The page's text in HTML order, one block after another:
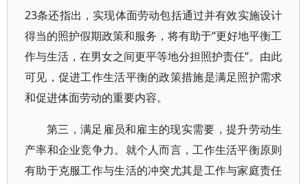
23条还指出，实现体面劳动包括通过并有效实施设计
得当的照护假期政策和服务，将有助于“更好地平衡工
作与生活，在男女之间更平等地分担照护责任”。由此
可见，促进工作生活平衡的政策措施是满足照护需求
和促进体面劳动的重要内容。
第三，满足雇员和雇主的现实需要，提升劳动生
产率和企业竞争力。就个人而言，工作生活平衡原则
有助于克服工作与生活的冲突尤其是工作与家庭责任